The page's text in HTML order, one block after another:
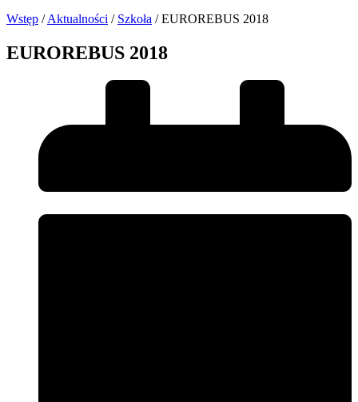
Wstęp / Aktualności / Szkoła / EUROREBUS 2018
EUROREBUS 2018